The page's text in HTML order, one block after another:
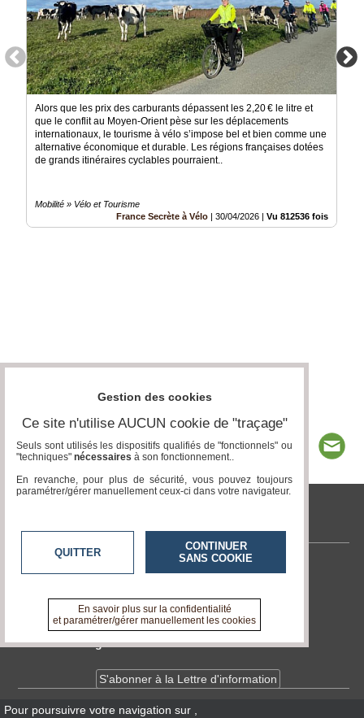
Alors que les prix des carburants dépassent les 2,20 € le litre et
que le conflit au Moyen-Orient pèse sur les déplacements
internationaux, le tourisme à vélo s’impose bel et bien comme une
alternative économique et durable. Les régions françaises dotées
de grands itinéraires cyclables pourraient..
Mobilité » Vélo et Tourisme
France Secrète à Vélo
30/04/2026 Vu 812536 fois
tvlocale.fr
Contactez-nous
A propos de tvlocale.fr
Devenir délégué
S'abonner à la Lettre d'information
Pour poursuivre votre navigation sur
Gestion des cookies
Ce site n'utilise AUCUN cookie de "traçage"
Seuls sont utilisés les dispositifs qualifiés de "fonctionnels" ou
"techniques" nécessaires à son fonctionnement..
En revanche, pour plus de sécurité, vous pouvez toujours
paramétrer/gérer manuellement ceux-ci dans votre navigateur.
QUITTER
CONTINUER
SANS COOKIE
En savoir plus sur la confidentialité
et paramétrer/gérer manuellement les cookies